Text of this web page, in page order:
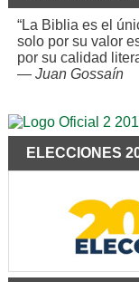
“La Biblia es el
solo por su valor
por su calidad
— Juan Gossaín
ELECCIONES